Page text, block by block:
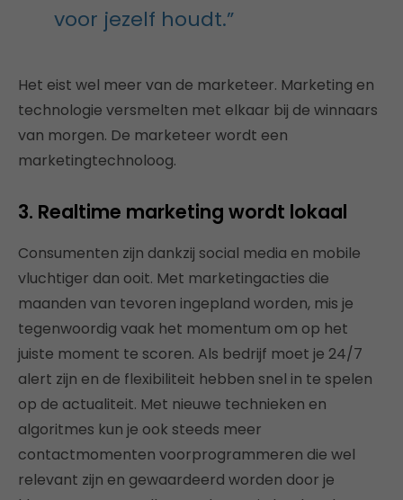
voor jezelf houdt.”
Het eist wel meer van de marketeer. Marketing en
technologie versmelten met elkaar bij de winnaars
van morgen. De marketeer wordt een
marketingtechnoloog.
3. Realtime marketing wordt lokaal
Consumenten zijn dankzij social media en mobile
vluchtiger dan ooit. Met marketingacties die
maanden van tevoren ingepland worden, mis je
tegenwoordig vaak het momentum om op het
juiste moment te scoren. Als bedrijf moet je 24/7
alert zijn en de flexibiliteit hebben snel in te spelen
op de actualiteit. Met nieuwe technieken en
algoritmes kun je ook steeds meer
contactmomenten voorprogrammeren die wel
relevant zijn en gewaardeerd worden door je